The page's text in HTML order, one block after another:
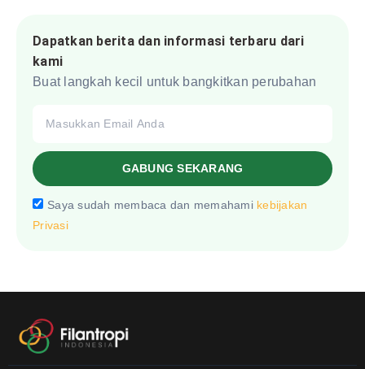
Dapatkan berita dan informasi terbaru dari
kami
Buat langkah kecil untuk bangkitkan perubahan
Saya sudah membaca dan memahami kebijakan
Privasi
GABUNG SEKARANG